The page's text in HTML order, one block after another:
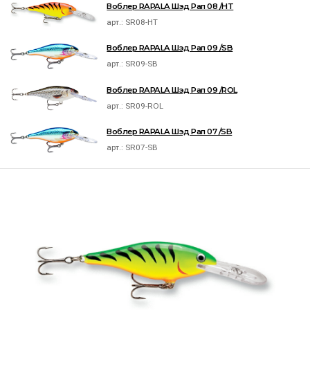
Воблер RAPALA Шэд Рап 08 /HT
арт.: SR08-HT
Воблер RAPALA Шэд Рап 09 /SB
арт.: SR09-SB
Воблер RAPALA Шэд Рап 09 /ROL
арт.: SR09-ROL
Воблер RAPALA Шэд Рап 07 /SB
арт.: SR07-SB